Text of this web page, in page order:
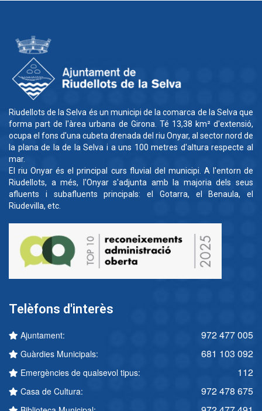
Riudellots de la Selva és un municipi de la comarca de la Selva que
forma part de l'àrea urbana de Girona. Té 13,38 km² d'extensió,
ocupa el fons d'una cubeta drenada del riu Onyar, al sector nord de
la plana de la de la Selva i a uns 100 metres d'altura respecte al
mar.
El riu Onyar és el principal curs fluvial del municipi. A l'entorn de
Riudellots, a més, l'Onyar s'adjunta amb la majoria dels seus
afluents i subafluents principals: el Gotarra, el Benaula, el
Riudevilla, etc.
Telèfons d'interès
Ajuntament: 972 477 005
Guàrdies Municipals: 681 103 092
Emergències de qualsevol tipus: 112
Casa de Cultura: 972 478 675